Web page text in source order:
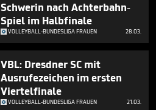
Schwerin nach Achterbahn-
Spiel im Halbfinale
VOLLEYBALL-BUNDESLIGA FRAUEN 28.03.
VBL: Dresdner SC mit
Ausrufezeichen im ersten
Viertelfinale
VOLLEYBALL-BUNDESLIGA FRAUEN 21.03.